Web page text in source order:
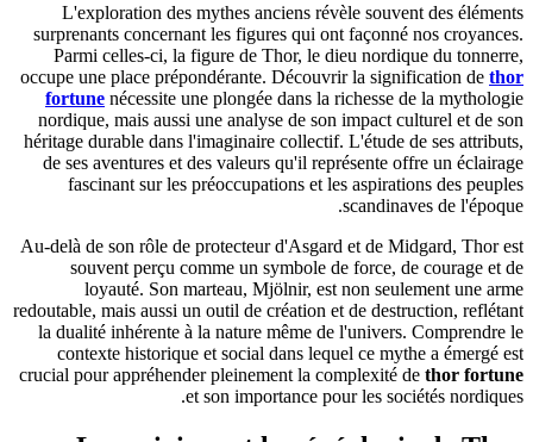
L'exploration des mythes anciens révèle souvent des éléments
surprenants concernant les figures qui ont façonné nos croyances.
Parmi celles-ci, la figure de Thor, le dieu nordique du tonnerre,
occupe une place prépondérante. Découvrir la signification de thor
fortune nécessite une plongée dans la richesse de la mythologie
nordique, mais aussi une analyse de son impact culturel et de son
héritage durable dans l'imaginaire collectif. L'étude de ses attributs,
de ses aventures et des valeurs qu'il représente offre un éclairage
fascinant sur les préoccupations et les aspirations des peuples
scandinaves de l'époque.
Au-delà de son rôle de protecteur d'Asgard et de Midgard, Thor est
souvent perçu comme un symbole de force, de courage et de
loyauté. Son marteau, Mjölnir, est non seulement une arme
redoutable, mais aussi un outil de création et de destruction, reflétant
la dualité inhérente à la nature même de l'univers. Comprendre le
contexte historique et social dans lequel ce mythe a émergé est
crucial pour appréhender pleinement la complexité de thor fortune
et son importance pour les sociétés nordiques.